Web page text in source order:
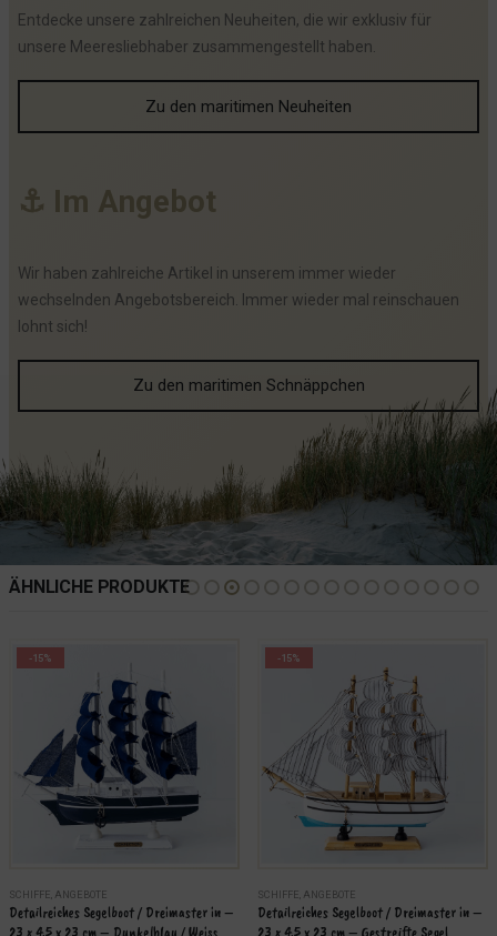
Entdecke unsere zahlreichen Neuheiten, die wir exklusiv für
unsere Meeresliebhaber zusammengestellt haben.
Zu den maritimen Neuheiten
⚓ Im Angebot
Wir haben zahlreiche Artikel in unserem immer wieder
wechselnden Angebotsbereich. Immer wieder mal reinschauen
lohnt sich!
Zu den maritimen Schnäppchen
ÄHNLICHE PRODUKTE
-15%
SCHIFFE ANGEBOTE
Detailreiches Segelboot / Dreimaster in –
-15%
SCHIFFE ANGEBOTE
Detailreiches Segelboot / Dreimaster in –